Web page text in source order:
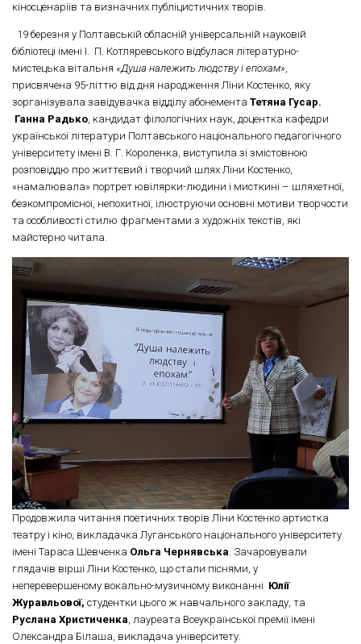
кіносценаріїв та визначних публіцистичних творів.
19 березня у Полтавській обласній універсальній науковій
бібліотеці імені І. П. Котляревського відбулася літературно-
мистецька вітальня «Душа належить людству і епохам»,
присвячена 95-літтю від дня народження Ліни Костенко, яку
зорганізувала завідувачка відділу абонемента Тетяна Гусар.
Ганна Радько, кандидат філологічних наук, доцентка кафедри
української літератури Полтавського національного педагогічного
університету імені В. Г. Короленка, виступила зі змістовною
розповіддю про життєвий і творчий шлях Ліни Костенко,
«намалювала» портрет ювілярки-людини і мисткині – шляхетної,
безкомпромісної, непохитної, ілюструючи основні мотиви творчости
та особливості стилю фрагментами з художніх текстів, які
майстерно читала.
Продовжила читання поетичних творів Ліни Костенко артистка
театру і кіно, викладачка Луганського національного університету
імені Тараса Шевченка Ольга Чернявська. Зачаровували
глядачів вірші Ліни Костенко, що стали піснями, у
неперевершеному вокально-музичному виконанні Юлії
Журавльової, студентки цього ж навчального закладу, та
Руслана Христиченка, лауреата Всеукраїнської премії імені
Олександра Білаша, викладача університету.